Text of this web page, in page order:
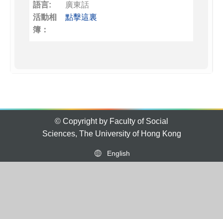
語言:
廣東話
活動相
簿：
點擊這裏
© Copyright by Faculty of Social
Sciences, The University of Hong Kong
English